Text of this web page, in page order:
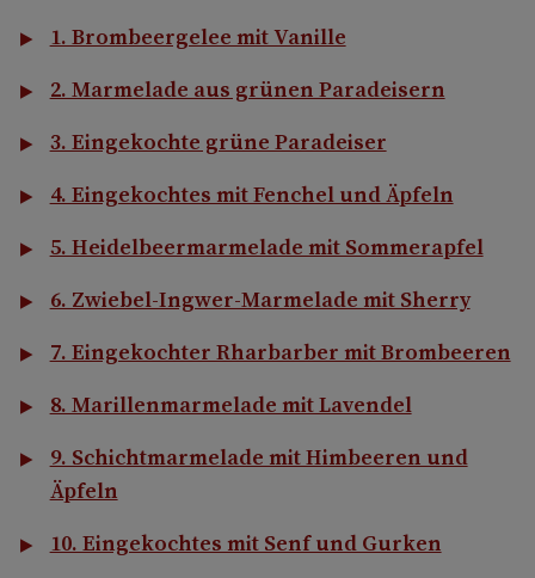
1. Brombeergelee mit Vanille
2. Marmelade aus grünen Paradeisern
3. Eingekochte grüne Paradeiser
4. Eingekochtes mit Fenchel und Äpfeln
5. Heidelbeermarmelade mit Sommerapfel
6. Zwiebel-Ingwer-Marmelade mit Sherry
7. Eingekochter Rharbarber mit Brombeeren
8. Marillenmarmelade mit Lavendel
9. Schichtmarmelade mit Himbeeren und
Äpfeln
10. Eingekochtes mit Senf und Gurken